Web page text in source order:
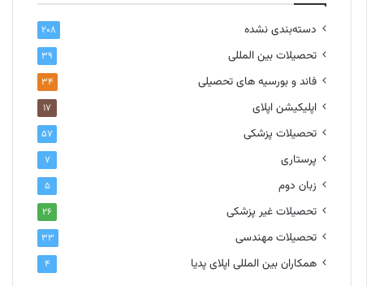
دسته‌بندی نشده ۲۰۸
تحصیلات بین المللی ۳۹
فاند و بورسیه های تحصیلی ۳۴
اپلیکیشن اپلای ۱۷
تحصیلات پزشکی ۵۷
پرستاری ۷
زبان دوم ۵
تحصیلات غیر پزشکی ۲۶
تحصیلات مهندسی ۳۳
همکاران بین المللی اپلای پدیا ۴